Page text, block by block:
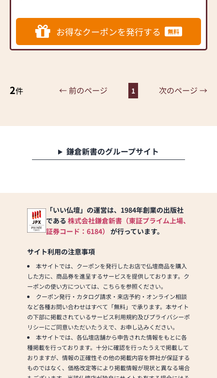
【取扱い】金仏壇、唐木仏
壇、モダン仏壇、神棚、神
10：00～18：00（11月〜3
月）10：00～17：00
【駐車場】３台
ます。一方通行でわかりず
らくなっておりますので、
仏壇を中心に、コンパクト
なサイズのミニ仏壇など、
色々なタイプのお仏壇を取
り揃えています。お位牌
ど、様々なタイプをご用意
の引き取りのみのご依頼も
承っております。どうぞお
※駐車場の場所について
は、店舗にてお問い合わせ
ください。ご案内させてい
お得なクーポンを発行する 無料
2件 ← 前のページ 1 次のページ →
鎌倉新書のグループサイト
「いい仏壇」の運営は、1984年創業の出版社
である 株式会社鎌倉新書（東証プライム上場、
証券コード：6184） が行っています。
サイト利用の注意事項
本サイトでは、クーポンを発行したお店で仏壇商品を購入
した方に、商品券を進呈するサービスを提供しております。ク
ーポンの使い方については、こちらを参照ください。
クーポン発行・カタログ請求・来店予約・オンライン相談
など各種お問い合わせはすべて「無料」で承ります。本サイト
の下部に掲載されているサービス利用規約及びプライバシーポ
リシーにご同意いただいたうえで、お申し込みください。
本サイトでは、各仏壇店舗から申告された情報をもとに各
種掲載を行っております。十分に確認を行ったうえで掲載して
おりますが、情報の正確性その他の掲載内容を弊社が保証する
ものではなく、価格改定等により掲載情報が現状と異なる場合